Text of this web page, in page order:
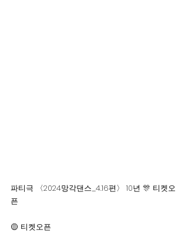
파티극 〈2024망각댄스_4.16편〉 10년 🎊 티켓오
픈
🟡 티켓오픈